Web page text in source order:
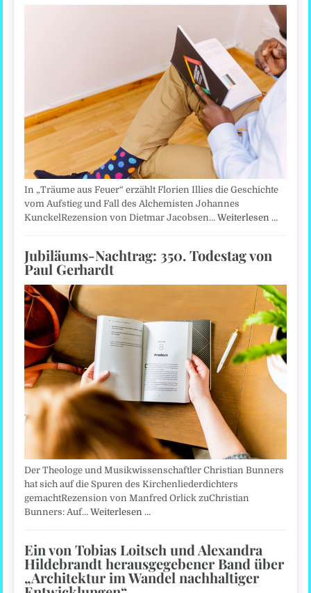
In „Träume aus Feuer“ erzählt Florien Illies die Geschichte
vom Aufstieg und Fall des Alchemisten Johannes
KunckelRezension von Dietmar Jacobsen…Weiterlesen …
Jubiläums-Nachtrag: 350. Todestag von
Paul Gerhardt
Der Theologe und Musikwissenschaftler Christian Bunners
hat sich auf die Spuren des Kirchenliederdichters
gemachtRezension von Manfred Orlick zuChristian
Bunners: Auf…Weiterlesen …
Ein von Tobias Loitsch und Alexandra
Hildebrandt herausgegebener Band über
„Architektur im Wandel nachhaltiger